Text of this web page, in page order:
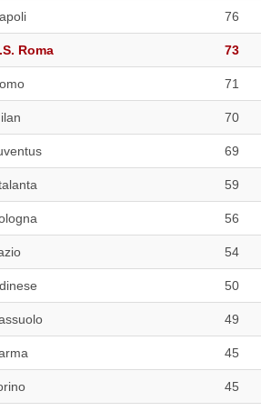
76
Roma 73
71
70
69
59
56
54
50
49
45
45